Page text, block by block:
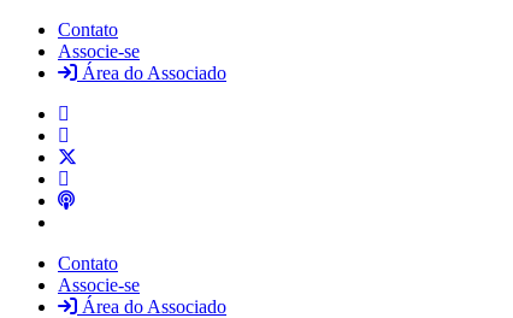
Contato
Associe-se
Área do Associado
Contato
Associe-se
Área do Associado